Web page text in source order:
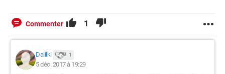
Commenter 1
Dalilki 1
5 déc. 2017 à 19:29